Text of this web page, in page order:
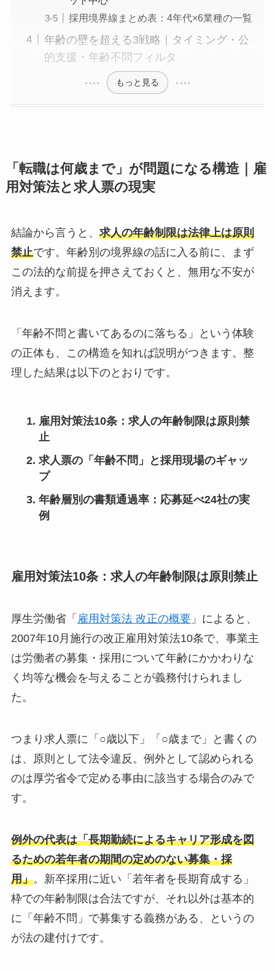
採用境界線まとめ表：4年代×6業種の一覧
年齢の壁を超える3戦略｜タイミング・公
的支援・年齢不問フィルタ
もっと見る
「転職は何歳まで」が問題になる構造｜雇
用対策法と求人票の現実
結論から言うと、 求人の年齢制限は法律上は原則
禁止です。年齢別の境界線の話に入る前に、まず
この法的な前提を押さえておくと、無用な不安が
消えます。
「年齢不問と書いてあるのに落ちる」という体験
の正体も、この構造を知れば説明がつきます。整
理した結果は以下のとおりです。
雇用対策法10条：求人の年齢制限は原則禁
止
求人票の「年齢不問」と採用現場のギャッ
プ
年齢層別の書類通過率：応募延べ24社の実
例
雇用対策法10条：求人の年齢制限は原則禁止
厚生労働省「 雇用対策法 改正の概要」によると、
2007年10月施行の改正雇用対策法10条で、事業主
は労働者の募集・採用について年齢にかかわりな
く均等な機会を与えることが義務付けられまし
た。
つまり求人票に「○歳以下」「○歳まで」と書くの
は、原則として法令違反。例外として認められる
のは厚労省令で定める事由に該当する場合のみで
す。
例外の代表は「長期勤続によるキャリア形成を図
るための若年者の期間の定めのない募集・採
用」。新卒採用に近い「若年者を長期育成する」
枠での年齢制限は合法ですが、それ以外は基本的
に「年齢不問」で募集する義務がある、というの
が法の建付けです。